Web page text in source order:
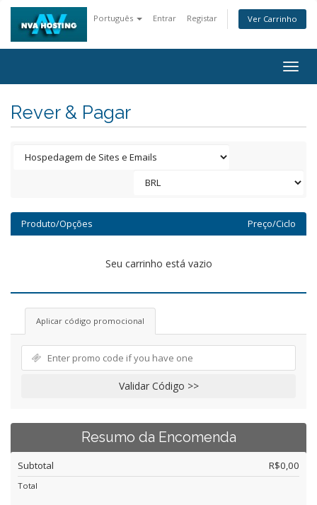
Português Entrar Registar Ver Carrinho
Rever & Pagar
Produto/Opções Preço/Ciclo
Seu carrinho está vazio
Aplicar código promocional
Validar Código >>
Resumo da Encomenda
Subtotal R$0,00
Total